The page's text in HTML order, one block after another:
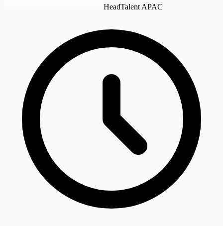
HeadTalent APAC